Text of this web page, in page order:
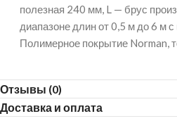
полезная 240 мм, L — брус
диапазоне длин от 0,5 м до 6 м
Полимерное покрытие Norman,
Отзывы (0)
Доставка и оплата